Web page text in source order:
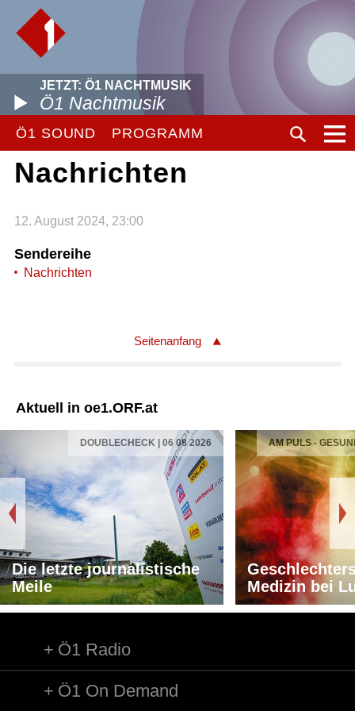
JETZT: Ö1 NACHTMUSIK
Ö1 Nachtmusik
Ö1 SOUND PROGRAMM
Nachrichten
12. August 2024, 23:00
Sendereihe
Nachrichten
Seitenanfang
Aktuell in oe1.ORF.at
DOUBLECHECK | 06 08 2026
Die letzte journalistische
Meile
AM PULS -
Medizin bei
Ö1 Radio
Ö1 On Demand